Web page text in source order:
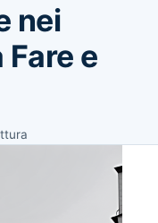
nei
e